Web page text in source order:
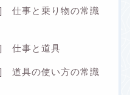
仕事と乗り物の常識
] 仕事と道具
道具の使い方の常識